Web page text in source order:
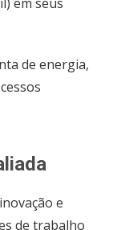
de energia,
e
de trabalho